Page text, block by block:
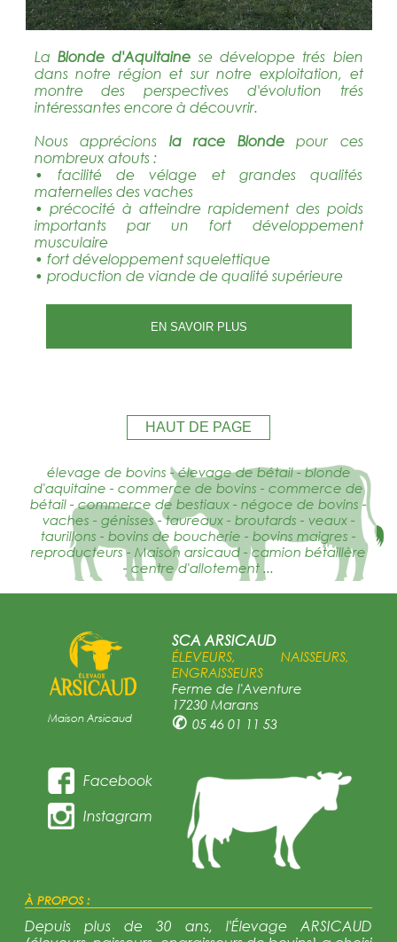
La Blonde d'Aquitaine se développe trés bien
dans notre région et sur notre exploitation, et
montre des perspectives d'évolution trés
intéressantes encore à découvrir.
Nous apprécions la race Blondepour ces
nombreux atouts :
• facilité de vélage et grandes qualités
maternelles des vaches
• précocité à atteindre rapidement des poids
importants par un fort développement
musculaire
• fort développement squelettique
• production de viande de qualité supérieure
EN SAVOIR PLUS
HAUT DE PAGE
élevage de bovins - élevage de bétail - blonde
d'aquitaine - commerce de bovins - commerce de
bétail - commerce de bestiaux - négoce de bovins -
vaches - génisses - taureaux - broutards - veaux -
taurillons - bovins de boucherie - bovins maigres -
reproducteurs - Maison arsicaud - camion bétaillère
- centre d'allotement ...
Maison Arsicaud
SCA ARSICAUD
ÉLEVEURS, NAISSEURS,
ENGRAISSEURS
Ferme de l'Aventure
17230 Marans
✆ 05 46 01 11 53
Facebook
Instagram
À PROPOS :
Depuis plus de 30 ans, l'Élevage ARSICAUD